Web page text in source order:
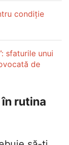
condiție
sfaturile unui
de
rutina